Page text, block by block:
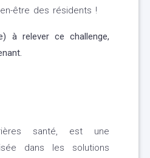
être des résidents !
à relever ce challenge,
santé, est une
dans les solutions